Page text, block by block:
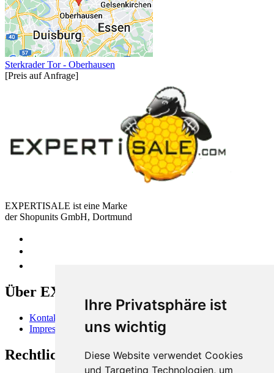
Ihre Privatsphäre ist
uns wichtig
Diese Website verwendet Cookies
und Targeting Technologien, um
Sterkrader Tor - Oberhausen
[Preis auf Anfrage]
EXPERTISALE ist eine Marke
der Shopunits GmbH, Dortmund
Über EXPERTISALE
Kontakt
Impressum
Rechtliches